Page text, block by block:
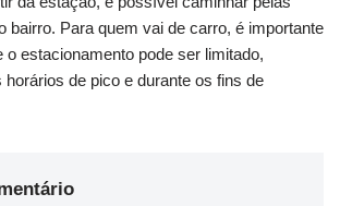
bairro. Para quem vai de carro, é importante
o estacionamento pode ser limitado,
de pico e durante os fins de